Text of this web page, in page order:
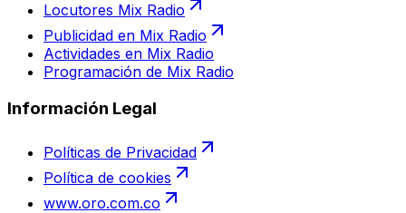
Locutores Mix Radio
Publicidad en Mix Radio
Actividades en Mix Radio
Programación de Mix Radio
Información Legal
Políticas de Privacidad
Política de cookies
www.oro.com.co